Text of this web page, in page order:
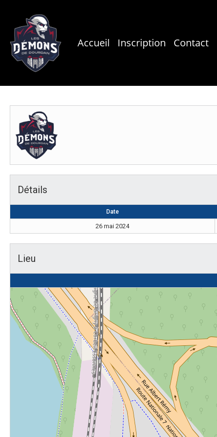
main
content
Accueil Inscription Contact
Détails
Date
26 mai 2024
Lieu